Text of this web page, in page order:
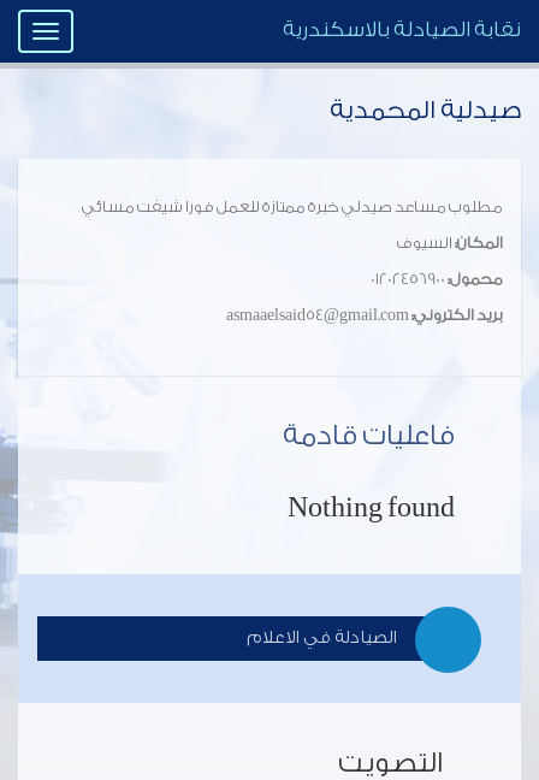
Toggle
نقابة الصيادلة بالاسكندرية
صيدلية المحمدية
مطلوب مساعد صيدلي خبرة ممتازة للعمل فورا شيفت مسائي
المكان: السيوف
محمول:
بريد الكتروني:
فاعليات قادمة
Nothing found
الصيادلة في الاعلام
التصويت